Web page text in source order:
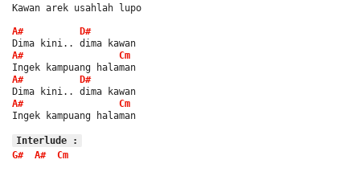
Kawan arek usahlah lupo
A#
D#
Dima kini.. dima kawan
A#
Cm
Ingek kampuang halaman
A#
D#
Dima kini.. dima kawan
A#
Cm
Ingek kampuang halaman
Interlude :
G#
A# Cm